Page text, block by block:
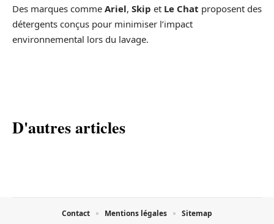
Des marques comme Ariel, Skip et Le Chat proposent des
détergents conçus pour minimiser l’impact
environnemental lors du lavage.
D'autres articles
Contact Mentions légales Sitemap